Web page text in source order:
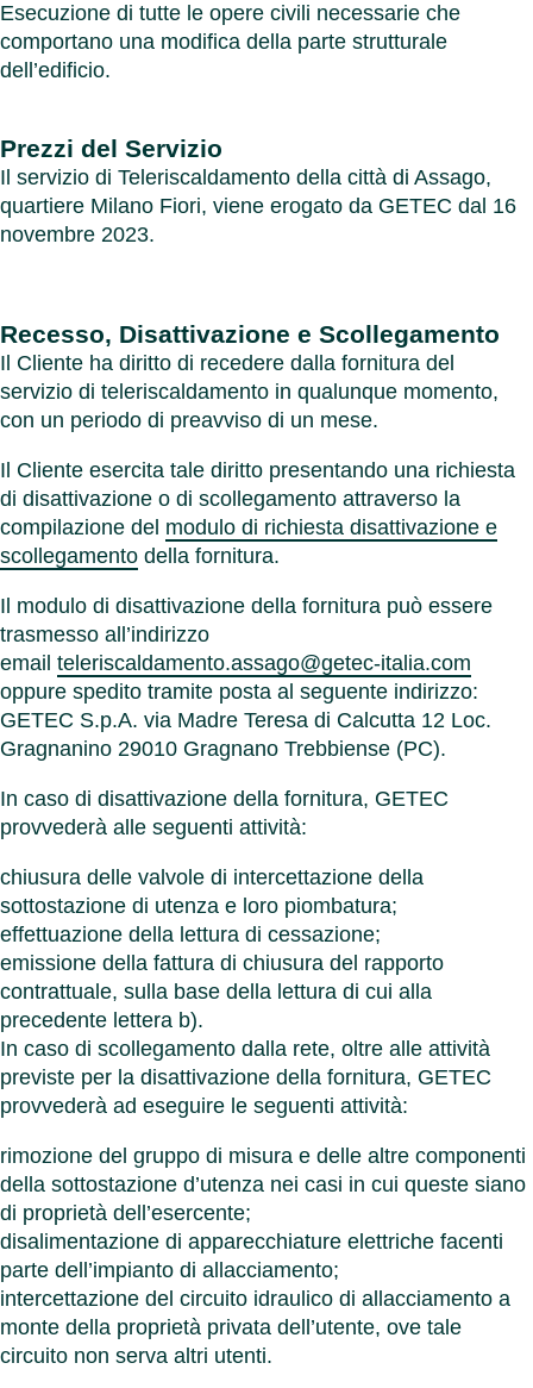
Esecuzione di tutte le opere civili necessarie che
comportano una modifica della parte strutturale
dell’edificio.
Prezzi del Servizio
Il servizio di Teleriscaldamento della città di Assago,
quartiere Milano Fiori, viene erogato da GETEC dal 16
novembre 2023.
Recesso, Disattivazione e Scollegamento
Il Cliente ha diritto di recedere dalla fornitura del
servizio di teleriscaldamento in qualunque momento,
con un periodo di preavviso di un mese.
Il Cliente esercita tale diritto presentando una richiesta
di disattivazione o di scollegamento attraverso la
compilazione del modulo di richiesta disattivazione e
scollegamento della fornitura.
Il modulo di disattivazione della fornitura può essere
trasmesso all’indirizzo
email teleriscaldamento.assago@getec-italia.com
oppure spedito tramite posta al seguente indirizzo:
GETEC S.p.A. via Madre Teresa di Calcutta 12 Loc.
Gragnanino 29010 Gragnano Trebbiense (PC).
In caso di disattivazione della fornitura, GETEC
provvederà alle seguenti attività:
chiusura delle valvole di intercettazione della
sottostazione di utenza e loro piombatura;
effettuazione della lettura di cessazione;
emissione della fattura di chiusura del rapporto
contrattuale, sulla base della lettura di cui alla
precedente lettera b).
In caso di scollegamento dalla rete, oltre alle attività
previste per la disattivazione della fornitura, GETEC
provvederà ad eseguire le seguenti attività:
rimozione del gruppo di misura e delle altre componenti
della sottostazione d’utenza nei casi in cui queste siano
di proprietà dell’esercente;
disalimentazione di apparecchiature elettriche facenti
parte dell’impianto di allacciamento;
intercettazione del circuito idraulico di allacciamento a
monte della proprietà privata dell’utente, ove tale
circuito non serva altri utenti.